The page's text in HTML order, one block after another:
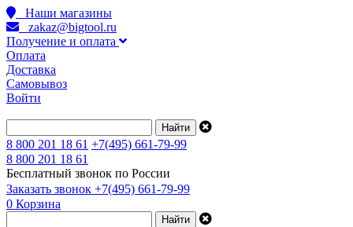
Наши магазины
zakaz@bigtool.ru
Получение и оплата
Оплата
Доставка
Самовывоз
Войти
8 800 201 18 61 +7(495) 661-79-99
8 800 201 18 61
Бесплатный звонок по России
Заказать звонок +7(495) 661-79-99
0 Корзина